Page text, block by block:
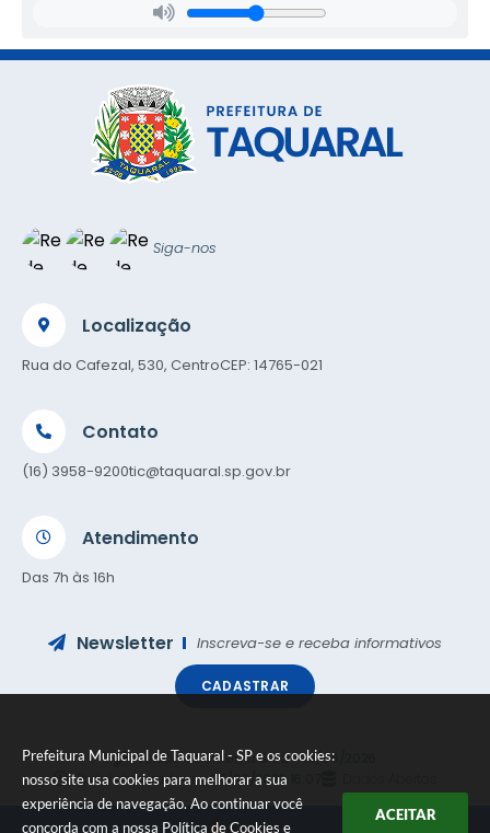
Prefeitura Municipal de Taquaral - SP e os cookies:
nosso site usa cookies para melhorar a sua
experiência de navegação. Ao continuar você
concorda com a nossa Política de Cookies e
ACEITAR
Siga-nos
Localização
Rua do Cafezal, 530, CentroCEP: 14765-021
Contato
(16) 3958-9200tic@taquaral.sp.gov.br
Atendimento
Das 7h às 16h
Newsletter Inscreva-se e receba informativos
CADASTRAR
Versão do Sistema:3.5.3 - 19/06/2026
Portal atualizado em:05/08/2026 16:07